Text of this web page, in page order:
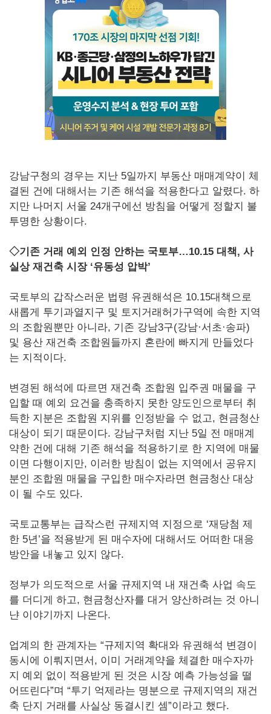
강남구청의 경우는 지난 5일까지 부동산 매매계약이 체
결된 건에 대해서는 기존 해석을 적용한다고 알렸다. 하
지만 나머지 서울 24개구에선 방침을 어떻게 정할지 불
투명한 상황이다.
◇기존 거래 예외 인정 안하는 국토부…10.15 대책, 사
실상 재건축 시장 ‘유동성 압박’
국토부의 갑작스러운 법령 유권해석은 10.15대책으로
새롭게 투기과열지구 및 토지거래허가구역에 속한 지역
의 조합원뿐만 아니라, 기존 강남3구(강남·서초·송파)
및 용산 재건축 조합원들까지 혼란에 빠지게 만들었다
는 지적이다.
변경된 해석에 따르면 재건축 조합원 입주권 매물을 구
입할 때 예외 요건을 충족하지 못한 양도인으로부터 취
득한 지분은 조합원 지위를 인정받을 수 없고, 현금청산
대상이 되기 때문이다. 강남구처럼 지난 5일 전 매매계
약한 건에 대해 기존 해석을 적용하기로 한 지역에 매물
이면 다행이지만, 이러한 방침이 없는 지역에서 공유지
분인 조합원 매물을 구입한 매수자라면 현금청산 대상
이 될 수도 있다.
국토교통부는 급작스런 규제지역 지정으로 ‘재당첨 제
한 5년’을 적용받게 된 매수자에 대해서도 어떠한 대응
방안을 내놓고 있지 않다.
정부가 의도적으로 서울 규제지역 내 재건축 사업 속도
를 더디게 하고, 현금청산자를 대거 양산하려는 것 아니
냔 이야기까지 나온다.
업계의 한 관계자는 “규제지역 확대와 유권해석 변경이
동시에 이뤄지면서, 이미 거래계약을 체결한 매수자까
지 예외 없이 적용받게 된 것은 시장 예측 가능성을 떨
어뜨린다”며 “투기 억제라는 명분으로 규제지역의 재건
축 단지 거래를 사실상 동결시킨 셈”이라고 했다.